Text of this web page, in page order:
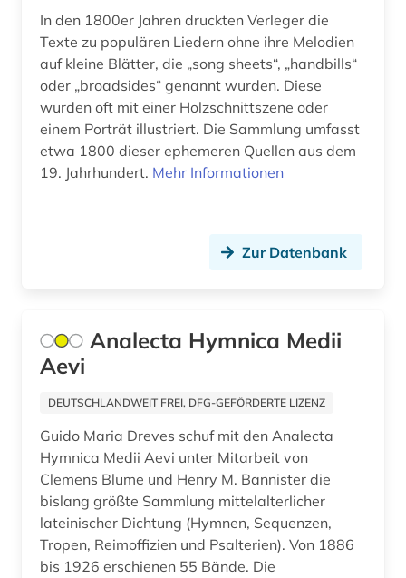
europäische kultur (1)
exil (1)
expressionismus (2)
fachdidaktik (1)
fachinformationsdienst (2)
familienname (1)
fid asien (1)
fid darstellende kunst (2)
fiktion (1)
In den 1800er Jahren druckten Verleger die
Texte zu populären Liedern ohne ihre Melodien
auf kleine Blätter, die „song sheets“, „handbills“
oder „broadsides“ genannt wurden. Diese
wurden oft mit einer Holzschnittszene oder
einem Porträt illustriert. Die Sammlung umfasst
etwa 1800 dieser ephemeren Quellen aus dem
19. Jahrhundert. Mehr Informationen
Zur Datenbank
Analecta Hymnica Medii
Aevi
DEUTSCHLANDWEIT FREI, DFG-GEFÖRDERTE LIZENZ
Guido Maria Dreves schuf mit den Analecta
Hymnica Medii Aevi unter Mitarbeit von
Clemens Blume und Henry M. Bannister die
bislang größte Sammlung mittelalterlicher
lateinischer Dichtung (Hymnen, Sequenzen,
Tropen, Reimoffizien und Psalterien). Von 1886
bis 1926 erschienen 55 Bände. Die